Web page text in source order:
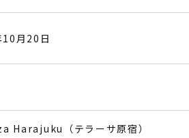
月20日
Harajuku（テラーサ原宿）